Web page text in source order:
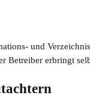
und
Betreiber erbringt